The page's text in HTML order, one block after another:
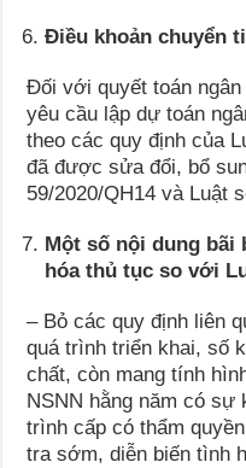
Điều khoản chuyển
Đối với quyết toán
yêu cầu lập dự toán
theo các quy định của
đã được sửa đổi, bổ
59/2020/QH14 và Luật
Một số nội dung bãi
hóa thủ tục so với
– Bỏ các quy định liên
quá trình triển khai, số
chất, còn mang tính
NSNN hằng năm có
trình cấp có thẩm
tra sớm, diễn biến tình